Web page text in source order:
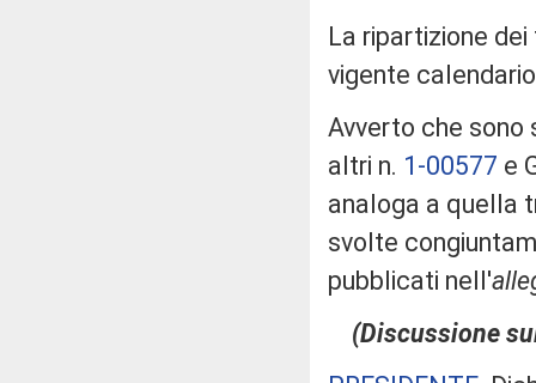
La ripartizione
vigente
Avverto che sono
altri n. 1-00577 e
analoga a quella
svolte
pubblicati nell'
(Discussione